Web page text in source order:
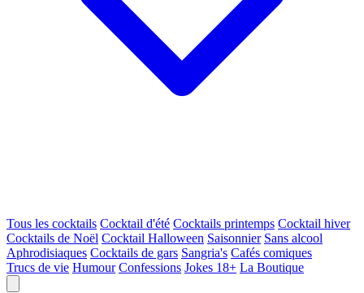
Tous les cocktails Cocktail d'été Cocktails printemps Cocktail hiver
Cocktails de Noël Cocktail Halloween Saisonnier Sans alcool
Aphrodisiaques Cocktails de gars Sangria's Cafés comiques
Trucs de vie Humour Confessions Jokes 18+ La Boutique